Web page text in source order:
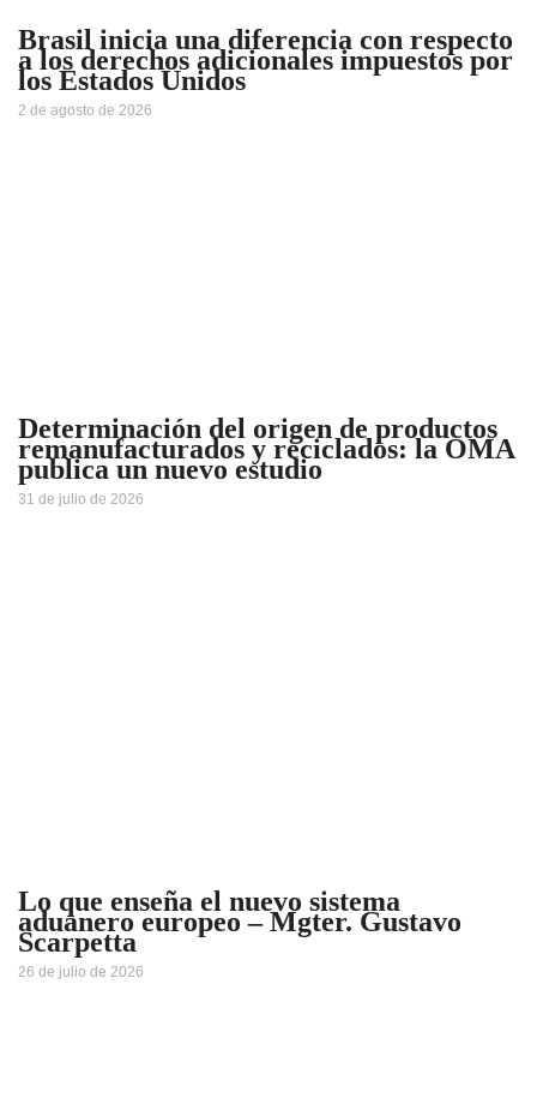
Brasil inicia una diferencia con respecto
a los derechos adicionales impuestos por
los Estados Unidos
2 de agosto de 2026
Determinación del origen de productos
remanufacturados y reciclados: la OMA
publica un nuevo estudio
31 de julio de 2026
Lo que enseña el nuevo sistema
aduanero europeo – Mgter. Gustavo
Scarpetta
26 de julio de 2026